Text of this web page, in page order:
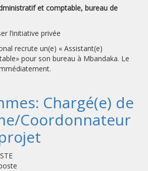
et comptable, bureau de
l’initiative privée
recrute un(e) « Assistant(e)
pour son bureau à Mbandaka. Le
Chargé(e) de
Coordonnateur